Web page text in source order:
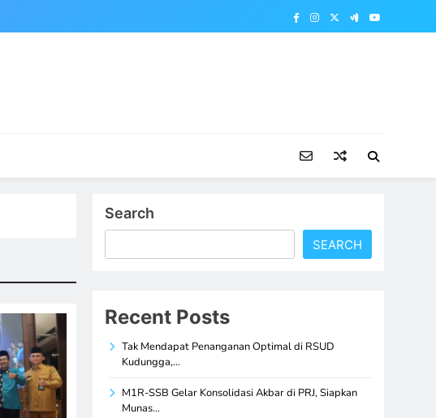
Search
SEARCH
Recent Posts
Tak Mendapat Penanganan Optimal di RSUD
Kudungga,…
M1R-SSB Gelar Konsolidasi Akbar di PRJ, Siapkan
Munas…